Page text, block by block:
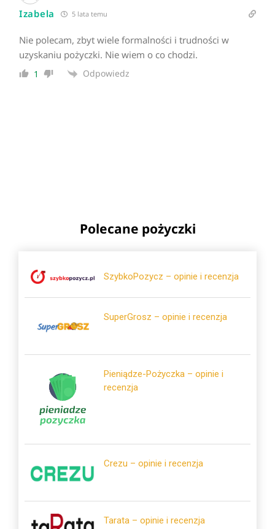
Izabela 5 lata temu
Nie polecam, zbyt wiele formalności i trudności w
uzyskaniu pożyczki. Nie wiem o co chodzi.
1 Odpowiedz
Polecane pożyczki
SzybkoPozycz – opinie i recenzja
SuperGrosz – opinie i recenzja
Pieniądze-Pożyczka – opinie i
recenzja
Crezu – opinie i recenzja
Tarata – opinie i recenzja